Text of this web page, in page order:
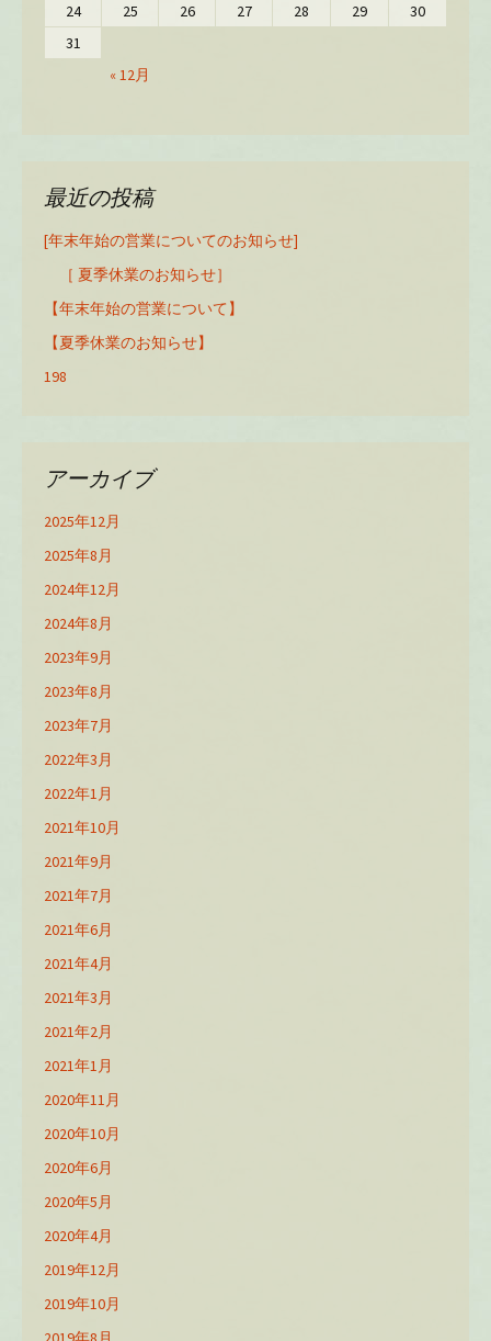
« 12月
24
25 26 27 28 29
30
31
最近の投稿
[年末年始の営業についてのお知らせ]
［ 夏季休業のお知らせ］
【年末年始の営業について】
【夏季休業のお知らせ】
198
アーカイブ
2025年12月
2025年8月
2024年12月
2024年8月
2023年9月
2023年8月
2023年7月
2022年3月
2022年1月
2021年10月
2021年9月
2021年7月
2021年6月
2021年4月
2021年3月
2021年2月
2021年1月
2020年11月
2020年10月
2020年6月
2020年5月
2020年4月
2019年12月
2019年10月